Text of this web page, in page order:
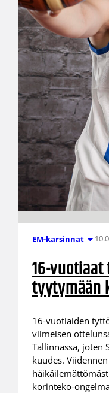
EM-karsinnat
16-
tyytymään
16-vuotiaiden
viimeisen
Tallinnassa, joten
kuudes.
korinteko-